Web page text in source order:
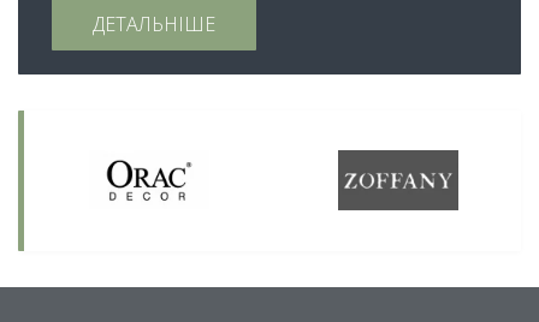
ДЕТАЛЬНІШЕ